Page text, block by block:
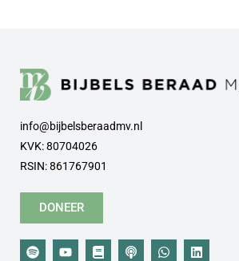
info@bijbelsberaadmv.nl
KVK: 80704026
RSIN: 861767901
DONEER